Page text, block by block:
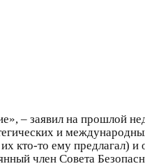
– заявил на прошлой
и
кто-то ему предлагал) и
член Совета